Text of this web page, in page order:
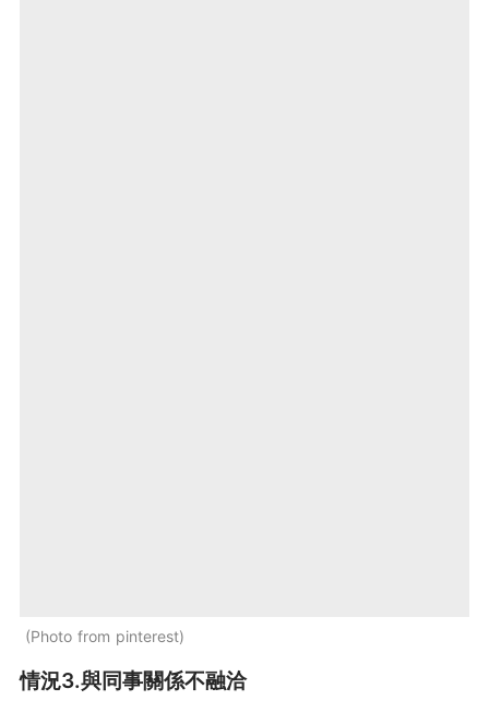
Photo from pinterest
情況3.與同事關係不融洽